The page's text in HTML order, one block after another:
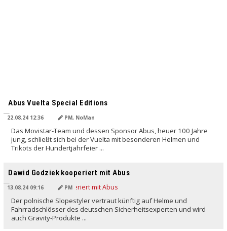
Abus Vuelta Special Editions
22.08.24 12:36 PM, NoMan
Das Movistar-Team und dessen Sponsor Abus, heuer 100 Jahre
jung, schließt sich bei der Vuelta mit besonderen Helmen und
Trikots der Hundertjahrfeier ...
Dawid Godziek kooperiert mit Abus
13.08.24 09:16 PM
Der polnische Slopestyler vertraut künftig auf Helme und
Fahrradschlösser des deutschen Sicherheitsexperten und wird
auch Gravity-Produkte ...